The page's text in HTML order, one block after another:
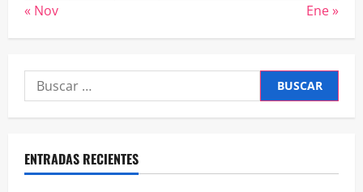
« Nov
Ene »
Buscar:
ENTRADAS RECIENTES